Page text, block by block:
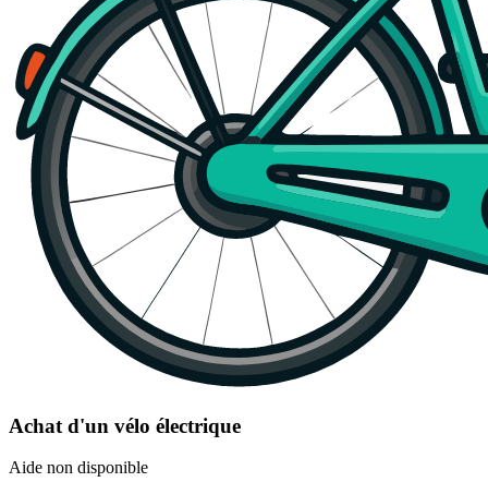
Achat d'un vélo électrique
Aide non disponible